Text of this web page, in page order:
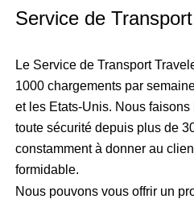
Service de
Le Service de Transport
1000 chargements par
et les Etats-Unis. Nous
toute sécurité depuis plus de
constamment à donner au
formidable.
Nous pouvons vous offrir un